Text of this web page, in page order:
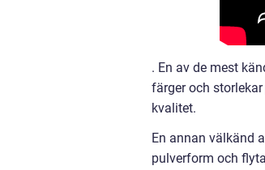
. En av de mest
färger och
kvalitet.
En annan välkänd
pulverform och